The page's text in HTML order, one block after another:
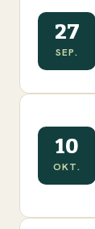
27
SEP.
10
OKT.